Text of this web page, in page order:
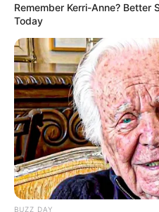
Remember Kerri-Anne? Better
Today
BUZZ DAY